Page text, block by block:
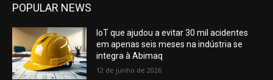
POPULAR NEWS
IoT que ajudou a evitar 30 mil acidentes
em apenas seis meses na indústria se
integra à Abimaq
12 de junho de 2026